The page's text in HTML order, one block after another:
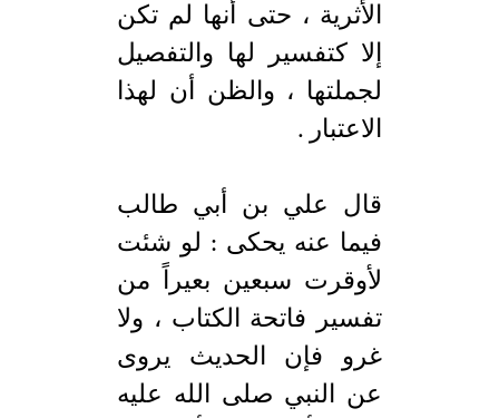
الأثرية ، حتى أنها لم تكن
إلا كتفسير لها والتفصيل
لجملتها ، والظن أن لهذا
الاعتبار .
قال علي بن أبي طالب
فيما عنه يحكى : لو شئت
لأوقرت سبعين بعيراً من
تفسير فاتحة الكتاب ، ولا
غرو فإن الحديث يروى
عن النبي صلى الله عليه